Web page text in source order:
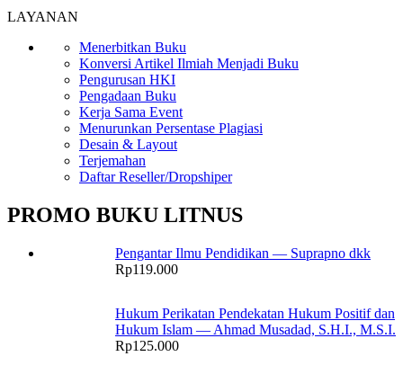
LAYANAN
Menerbitkan Buku
Konversi Artikel Ilmiah Menjadi Buku
Pengurusan HKI
Pengadaan Buku
Kerja Sama Event
Menurunkan Persentase Plagiasi
Desain & Layout
Terjemahan
Daftar Reseller/Dropshiper
PROMO BUKU LITNUS
Pengantar Ilmu Pendidikan — Suprapno dkk
Rp119.000
Hukum Perikatan Pendekatan Hukum Positif dan
Hukum Islam — Ahmad Musadad, S.H.I., M.S.I.
Rp125.000